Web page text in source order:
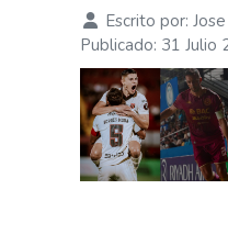
Escrito por:
Publicado: 31 Julio